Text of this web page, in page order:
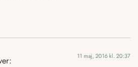
11 maj, 2016 kl. 20:37